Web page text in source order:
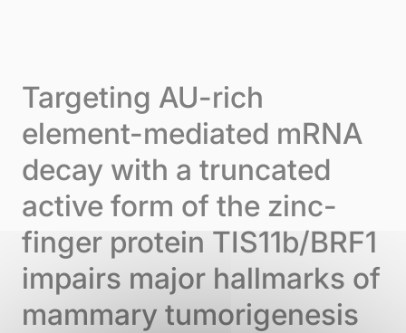
Targeting AU-rich
element-mediated mRNA
decay with a truncated
active form of the zinc-
finger protein TIS11b/BRF1
impairs major hallmarks of
mammary tumorigenesis